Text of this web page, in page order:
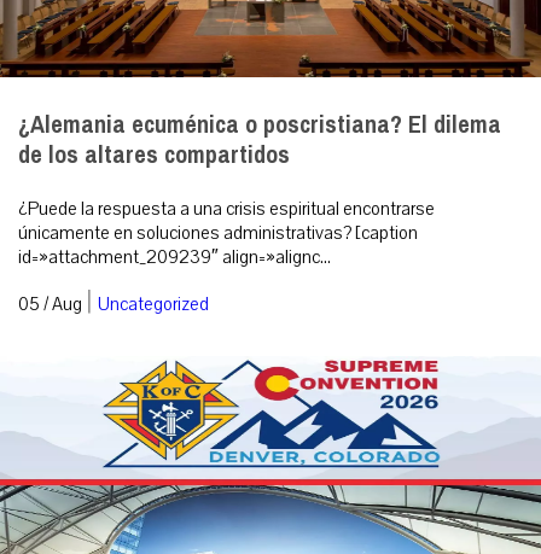
¿Alemania ecuménica o poscristiana? El dilema
de los altares compartidos
¿Puede la respuesta a una crisis espiritual encontrarse
únicamente en soluciones administrativas? [caption
id=»attachment_209239″ align=»alignc...
05 / Aug | Uncategorized